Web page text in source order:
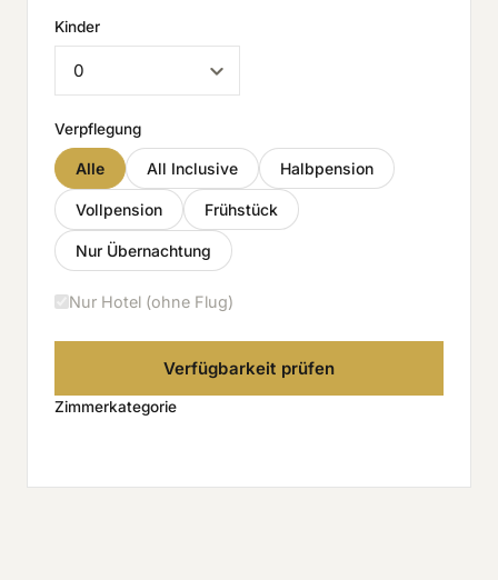
Kinder
Verpflegung
Alle All Inclusive Halbpension
Vollpension Frühstück
Nur Übernachtung
Nur Hotel (ohne Flug)
Verfügbarkeit prüfen
Zimmerkategorie